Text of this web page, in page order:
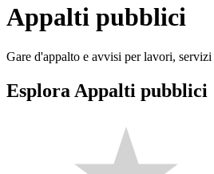
Appalti pubblici
Gare d'appalto e avvisi per lavori,
Esplora Appalti pubblici